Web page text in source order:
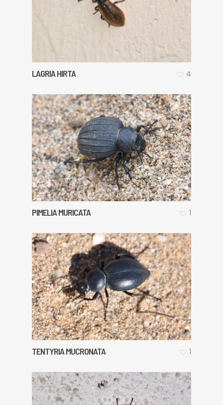
LAGRIA HIRTA 4
PIMELIA MURICATA 1
TENTYRIA MUCRONATA 1